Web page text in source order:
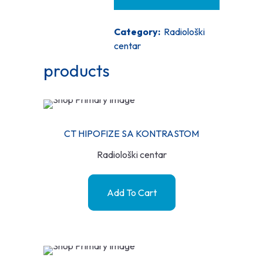
Category: Radiološki
centar
products
CT HIPOFIZE SA KONTRASTOM
Radiološki centar
Add To Cart